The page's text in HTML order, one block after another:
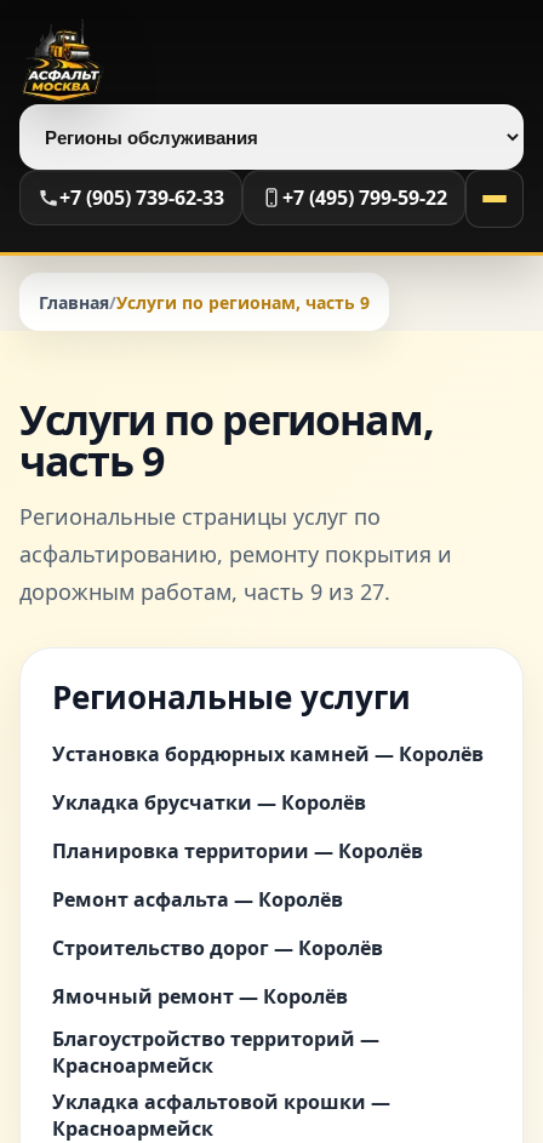
Выберите регион
+7 (905) 739-62-33 +7 (495) 799-59-22
Главная/Услуги по регионам, часть 9
Услуги по регионам,
часть 9
Региональные страницы услуг по
асфальтированию, ремонту покрытия и
дорожным работам, часть 9 из 27.
Региональные услуги
Установка бордюрных камней — Королёв
Укладка брусчатки — Королёв
Планировка территории — Королёв
Ремонт асфальта — Королёв
Строительство дорог — Королёв
Ямочный ремонт — Королёв
Благоустройство территорий —
Красноармейск
Укладка асфальтовой крошки —
Красноармейск